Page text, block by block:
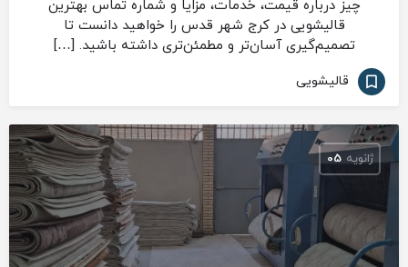
چیز درباره قیمت، خدمات، مزایا و شماره تماس بهترین
قالیشویی در کرج شهر قدس را خواهید دانست تا
تصمیم‌گیری آسان‌تر و مطمئن‌تری داشته باشید. […]
قالیشویی
ژانویه 05